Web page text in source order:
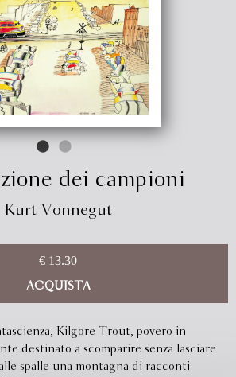
dei campioni
Kurt Vonnegut
€ 13.30
ACQUISTA
Kilgore Trout, povero in
destinato a scomparire senza lasciare
spalle una montagna di racconti